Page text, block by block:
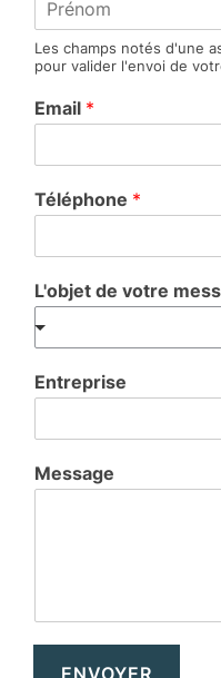
r
é
o
m
Les champs notés d'une
pour valider l'envoi de
Email *
Téléphone *
L'objet de votre
Entreprise
Message